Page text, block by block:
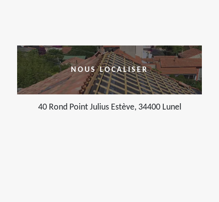
NOUS LOCALISER
40 Rond Point Julius Estève, 34400 Lunel